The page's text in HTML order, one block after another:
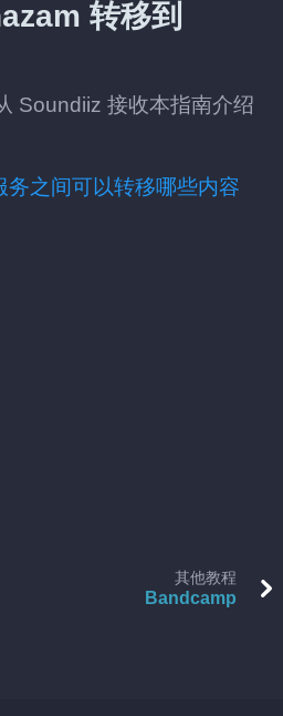
转移到
Soundiiz 接收本指南介绍
之间可以转移哪些内容
其他教程
Bandcamp